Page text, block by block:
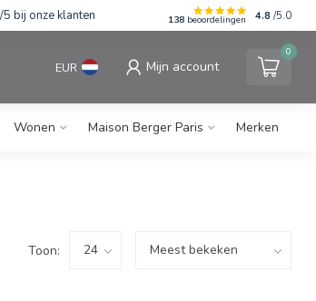
5 bij onze klanten 138 beoordelingen 4.8 /5.0
EUR Mijn account
0
Wonen Maison Berger Paris Merken
Toon: